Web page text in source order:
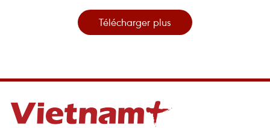
Télécharger plus